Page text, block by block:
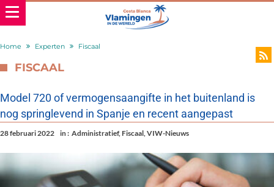
Home Experten Fiscaal
FISCAAL
Model 720 of vermogensaangifte in het buitenland is
nog springlevend in Spanje en recent aangepast
28 februari 2022 in : Administratief,Fiscaal,VIW-Nieuws